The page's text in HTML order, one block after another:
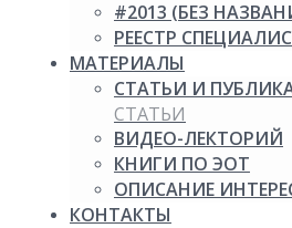
#2013 (БЕЗ
РЕЕСТР
МАТЕРИАЛЫ
СТАТЬИ И
СТАТЬИ
ВИДЕО-ЛЕКТОРИЙ
КНИГИ ПО ЭОТ
ОПИСАНИЕ
КОНТАКТЫ